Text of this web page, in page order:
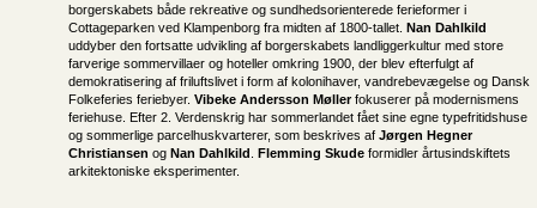
borgerskabets både rekreative og sundhedsorienterede ferieformer i
Cottageparken ved Klampenborg fra midten af 1800-tallet. Nan Dahlkild
uddyber den fortsatte udvikling af borgerskabets landliggerkultur med store
farverige sommervillaer og hoteller omkring 1900, der blev efterfulgt af
demokratisering af friluftslivet i form af kolonihaver, vandrebevægelse og Dansk
Folkeferies feriebyer. Vibeke Andersson Møllerfokuserer på modernismens
feriehuse. Efter 2. Verdenskrig har sommerlandet fået sine egne typefritidshuse
og sommerlige parcelhuskvarterer, som beskrives af Jørgen Hegner
Christiansen og Nan Dahlkild Flemming Skude formidler årtusindskiftets
arkitektoniske eksperimenter.